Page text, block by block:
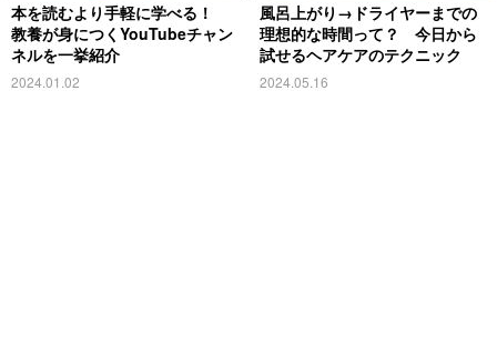
本を読むより手軽に学べる！
教養が身につくYouTubeチャン
ネルを一挙紹介
2024.01.02
風呂上がり→ドライヤーまでの
理想的な時間って？ 今日から
試せるヘアケアのテクニック
2024.05.16